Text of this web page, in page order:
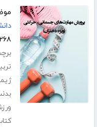
۲۶۸ صفحه